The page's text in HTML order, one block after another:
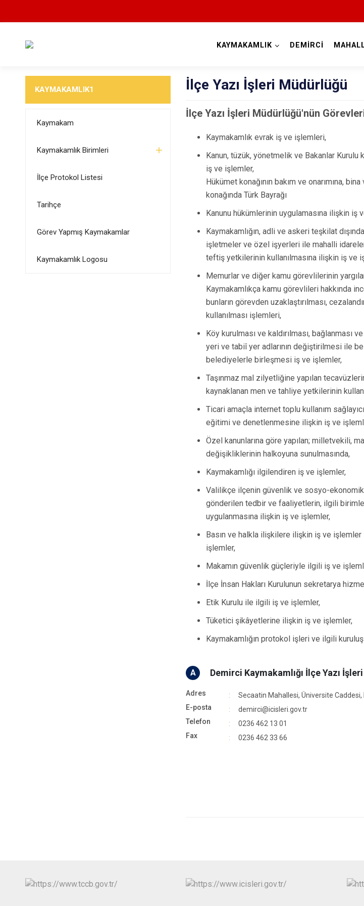
KAYMAKAMLIK DEMİRCİ
KAYMAKAMLIK1
Kaymakam
Kaymakamlık Birimleri
İlçe Protokol Listesi
Tarihçe
Görev Yapmış Kaymakamlar
Kaymakamlık Logosu
İlçe Yazı İşleri Müdürlüğü
İlçe Yazı İşleri Müdürlüğü'nün
Kaymakamlık evrak iş ve işlemleri,
Kanun, tüzük, yönetmelik ve Bakanlar Kurulu
iş ve işlemler,
Hükümet konağının bakım ve onarımına,
konağında Türk Bayrağı
Kanunu hükümlerinin uygulamasına ilişkin iş
Kaymakamlığın, adli ve askeri teşkilat
işletmeler ve özel işyerleri ile mahalli
teftiş yetkilerinin kullanılmasına ilişkin iş ve
Memurlar ve diğer kamu görevlilerinin
Kaymakamlıkça kamu görevlileri hakkında
bunların görevden uzaklaştırılması,
kullanılması işlemleri,
Köy kurulması ve kaldırılması, bağlanması
yeri ve tabiî yer adlarının değiştirilmesi ile
belediyelerle birleşmesi iş ve işlemler,
Taşınmaz mal zilyetliğine yapılan
kaynaklanan men ve tahliye yetkilerinin
Ticari amaçla internet toplu kullanım
eğitimi ve denetlenmesine ilişkin iş ve
Özel kanunlarına göre yapılan; milletvekili,
değişikliklerinin halkoyuna sunulmasında,
Kaymakamlığı ilgilendiren iş ve işlemler,
Valilikçe ilçenin güvenlik ve sosyo-
gönderilen tedbir ve faaliyetlerin, ilgili
uygulanmasına ilişkin iş ve işlemler,
Basın ve halkla ilişkilere ilişkin iş ve
işlemler,
Makamın güvenlik güçleriyle ilgili iş ve
İlçe İnsan Hakları Kurulunun sekretarya
Etik Kurulu ile ilgili iş ve işlemler,
Tüketici şikâyetlerine ilişkin iş ve işlemler,
Kaymakamlığın protokol işleri ve ilgili
A Demirci Kaymakamlığı İlçe Yazı
Adres
Secaatin Mahallesi, Üniversite Caddesi,
E-posta
demirci@icisleri.gov.tr
Telefon
0236 462 13 01
Fax
0236 462 33 66